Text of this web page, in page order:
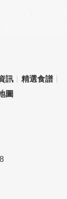
訊
精選食譜
圖